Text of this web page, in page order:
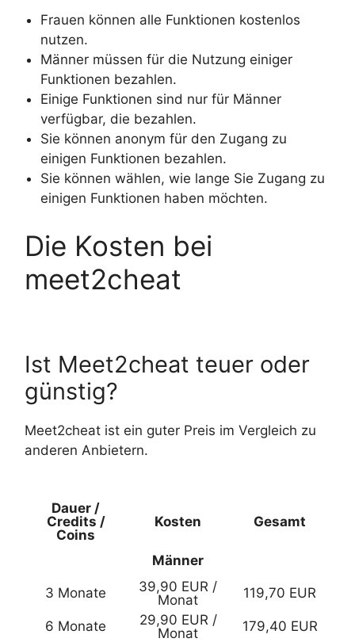
Frauen können alle Funktionen kostenlos
nutzen.
Männer müssen für die Nutzung einiger
Funktionen bezahlen.
Einige Funktionen sind nur für Männer
verfügbar, die bezahlen.
Sie können anonym für den Zugang zu
einigen Funktionen bezahlen.
Sie können wählen, wie lange Sie Zugang zu
einigen Funktionen haben möchten.
Die Kosten bei
meet2cheat
Ist Meet2cheat teuer oder
günstig?
Meet2cheat ist ein guter Preis im Vergleich zu
anderen Anbietern.
Dauer /
Credits /
Coins
Kosten Gesamt
Männer
3 Monate
39,90 EUR /
Monat
119,70 EUR
6 Monate
29,90 EUR /
Monat
179,40 EUR